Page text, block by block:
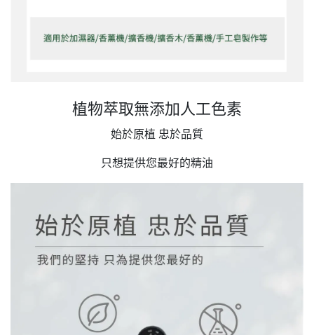
植物萃取無添加人工色素
始於原植 忠於品質
只想提供您最好的精油